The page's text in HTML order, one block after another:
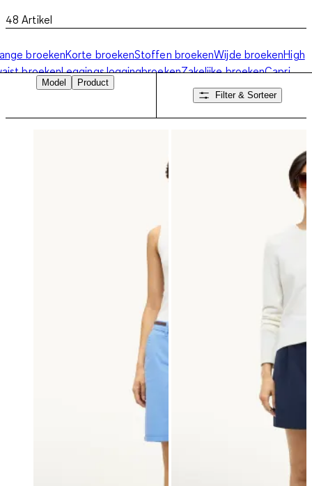
48 Artikel
broekenKorte broekenStoffen broekenWijde broekenHigh
broekenLeggingsJoggingbroekenZakelijke broekenCapri
CulottesBermuda broek Trainingsbroeken
Model
Product
Filter & Sorteer